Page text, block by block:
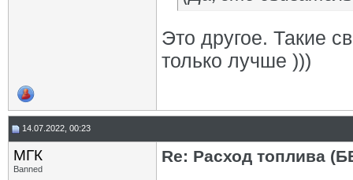
Это другое. Такие
только лучше )))
14.07.2022, 00:23
МГК
Banned
Re: Расход топлива